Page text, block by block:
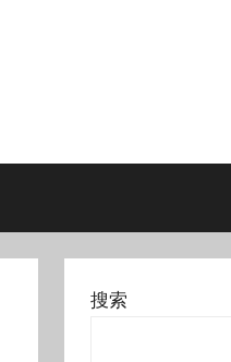
搜索